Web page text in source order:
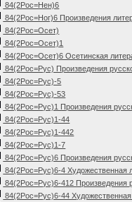
84(2Рос=Нен)6
84(2Рос=Ног)6 Произведения
84(2Рос=Осет)
84(2Рос=Осет)1
84(2Рос=Осет)6 Осетинская
84(2Рос=Рус) Произведения
84(2Рос=Рус)-5
84(2Рос=Рус)-53
84(2Рос=Рус)1 Произведения
84(2Рос=Рус)1-44
84(2Рос=Рус)1-442
84(2Рос=Рус)1-7
84(2Рос=Рус)6 Произведения
84(2Рос=Рус)6-4 Художественная
84(2Рос=Рус)6-412 Произведения
84(2Рос=Рус)6-44